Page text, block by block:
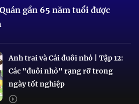
gần 65 năm tuổi được
Anh trai và Cái đuôi nhỏ | Tập 12:
Các "đuôi nhỏ" rạng rỡ trong
ngày tốt nghiệp